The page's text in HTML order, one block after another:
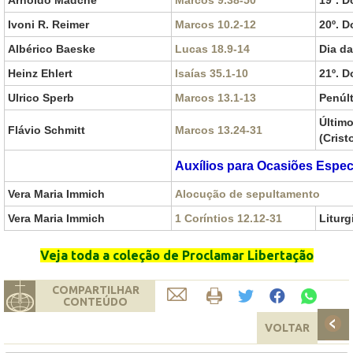
Ivoni R. Reimer
Marcos 10.2-12
20º.
Albérico Baeske
Lucas 18.9-14
Dia
Heinz Ehlert
Isaías 35.1-10
21º.
Ulrico Sperb
Marcos 13.1-13
Flávio Schmitt Marcos 13.24-31
Auxílios para Ocasiões
Vera Maria Immich
Alocução de sepultamento
Vera Maria Immich
1 Coríntios 12.12-31
Veja toda a coleção de Proclamar Libertação
COMPARTILHAR
CONTEÚDO
VOLTAR